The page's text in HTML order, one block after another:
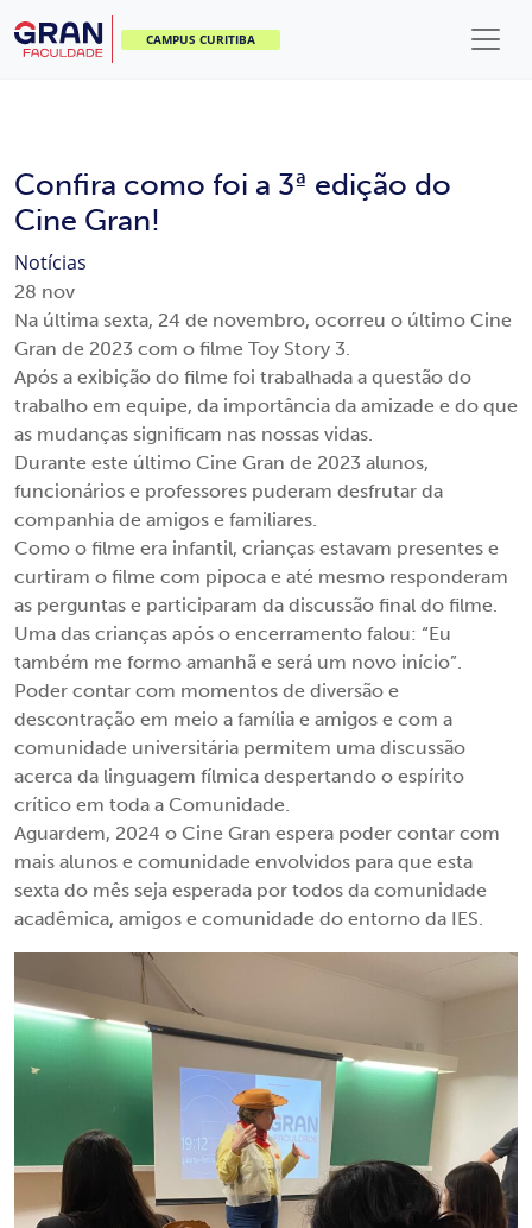
CAMPUS CURITIBA
Confira como foi a 3ª edição do
Cine Gran!
Notícias
28 nov
Na última sexta, 24 de novembro, ocorreu o último Cine
Gran de 2023 com o filme Toy Story 3.
Após a exibição do filme foi trabalhada a questão do
trabalho em equipe, da importância da amizade e do que
as mudanças significam nas nossas vidas.
Durante este último Cine Gran de 2023 alunos,
funcionários e professores puderam desfrutar da
companhia de amigos e familiares.
Como o filme era infantil, crianças estavam presentes e
curtiram o filme com pipoca e até mesmo responderam
as perguntas e participaram da discussão final do filme.
Uma das crianças após o encerramento falou: “Eu
também me formo amanhã e será um novo início”.
Poder contar com momentos de diversão e
descontração em meio a família e amigos e com a
comunidade universitária permitem uma discussão
acerca da linguagem fílmica despertando o espírito
crítico em toda a Comunidade.
Aguardem, 2024 o Cine Gran espera poder contar com
mais alunos e comunidade envolvidos para que esta
sexta do mês seja esperada por todos da comunidade
acadêmica, amigos e comunidade do entorno da IES.